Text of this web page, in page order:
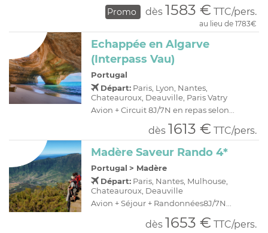
Promo dès 1583 € TTC/pers.
au lieu de 1783€
Echappée en Algarve
(Interpass Vau)
Portugal
Départ: Paris, Lyon, Nantes,
Chateauroux, Deauville, Paris Vatry
Avion + Circuit 8J/7N en repas selon...
dès 1613 € TTC/pers.
Madère Saveur Rando 4*
Portugal > Madère
Départ: Paris, Nantes, Mulhouse,
Chateauroux, Deauville
Avion + Séjour + Randonnées8J/7N...
dès 1653 € TTC/pers.